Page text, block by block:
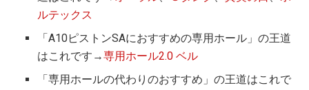
ルテックス
「A10ピストンSAにおすすめの専用ホール」の王道
はこれです→専用ホール2.0 ベル
「専用ホールの代わりのおすすめ」の王道はこれで